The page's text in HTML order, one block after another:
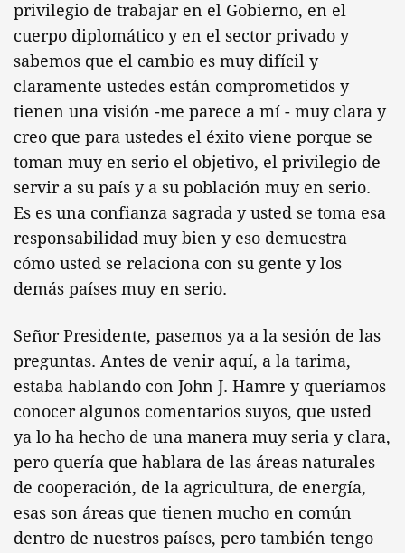
privilegio de trabajar en el Gobierno, en el
cuerpo diplomático y en el sector privado y
sabemos que el cambio es muy difícil y
claramente ustedes están comprometidos y
tienen una visión -me parece a mí - muy clara y
creo que para ustedes el éxito viene porque se
toman muy en serio el objetivo, el privilegio de
servir a su país y a su población muy en serio.
Es es una confianza sagrada y usted se toma esa
responsabilidad muy bien y eso demuestra
cómo usted se relaciona con su gente y los
demás países muy en serio.
Señor Presidente, pasemos ya a la sesión de las
preguntas. Antes de venir aquí, a la tarima,
estaba hablando con John J. Hamre y queríamos
conocer algunos comentarios suyos, que usted
ya lo ha hecho de una manera muy seria y clara,
pero quería que hablara de las áreas naturales
de cooperación, de la agricultura, de energía,
esas son áreas que tienen mucho en común
dentro de nuestros países, pero también tengo